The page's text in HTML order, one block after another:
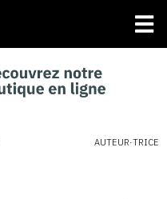
AUTEUR·TRICE